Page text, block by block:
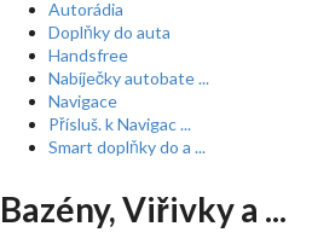
Autorádia
Doplňky do auta
Handsfree
Nabíječky autobate ...
Navigace
Přísluš. k Navigac ...
Smart doplňky do a ...
Bazény, Viřivky a ...